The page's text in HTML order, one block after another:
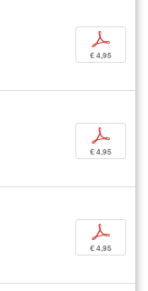
p
€ 4,95
p
€ 4,95
p
€ 4,95